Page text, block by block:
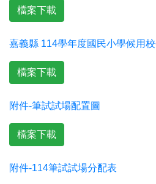
檔案下載
嘉義縣 114學年度國民小學候用
檔案下載
附件-筆試試場配置圖
檔案下載
附件-114筆試試場分配表